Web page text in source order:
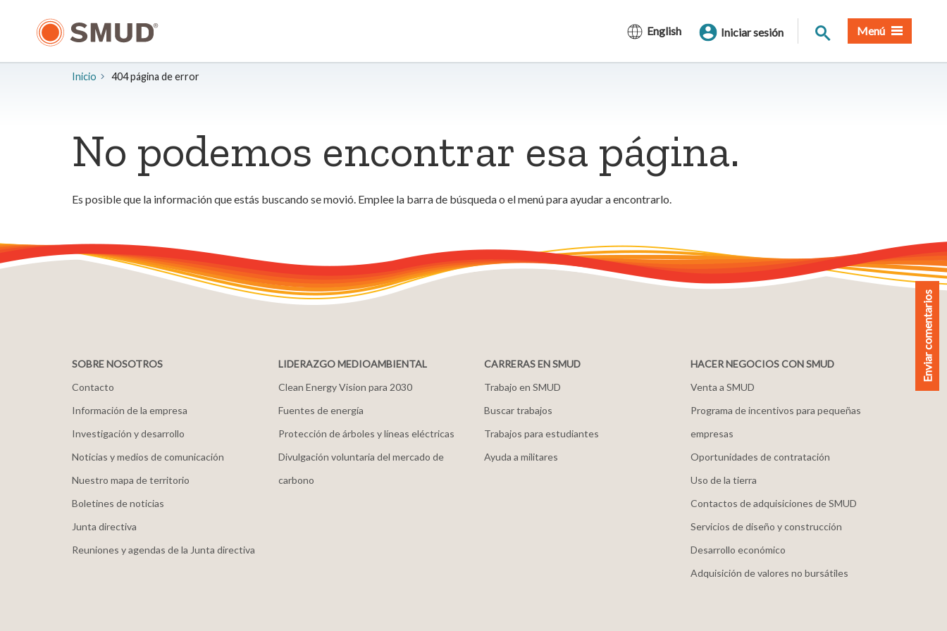
contenido
English Iniciar sesión Buscar en el sitio
Menú
Inicio 404 página de error
No podemos encontrar esa página.
Es posible que la información que estás buscando se movió. Emplee la barra de búsqueda o el menú para ayudar a encontrarlo.
SOBRE NOSOTROS
Contacto
Información de la empresa
Investigación y desarrollo
Noticias y medios de comunicación
Nuestro mapa de territorio
Boletines de noticias
Junta directiva
Reuniones y agendas de la Junta directiva
LIDERAZGO MEDIOAMBIENTAL
Clean Energy Vision para 2030
Fuentes de energía
Protección de árboles y líneas eléctricas
Divulgación voluntaria del mercado de
carbono
CARRERAS EN SMUD
Trabajo en SMUD
Buscar trabajos
Trabajos para estudiantes
Ayuda a militares
HACER NEGOCIOS CON SMUD
Venta a SMUD
Programa de incentivos para pequeñas
empresas
Oportunidades de contratación
Uso de la tierra
Contactos de adquisiciones de SMUD
Servicios de diseño y construcción
Desarrollo económico
Adquisición de valores no bursátiles
Enviar comentarios